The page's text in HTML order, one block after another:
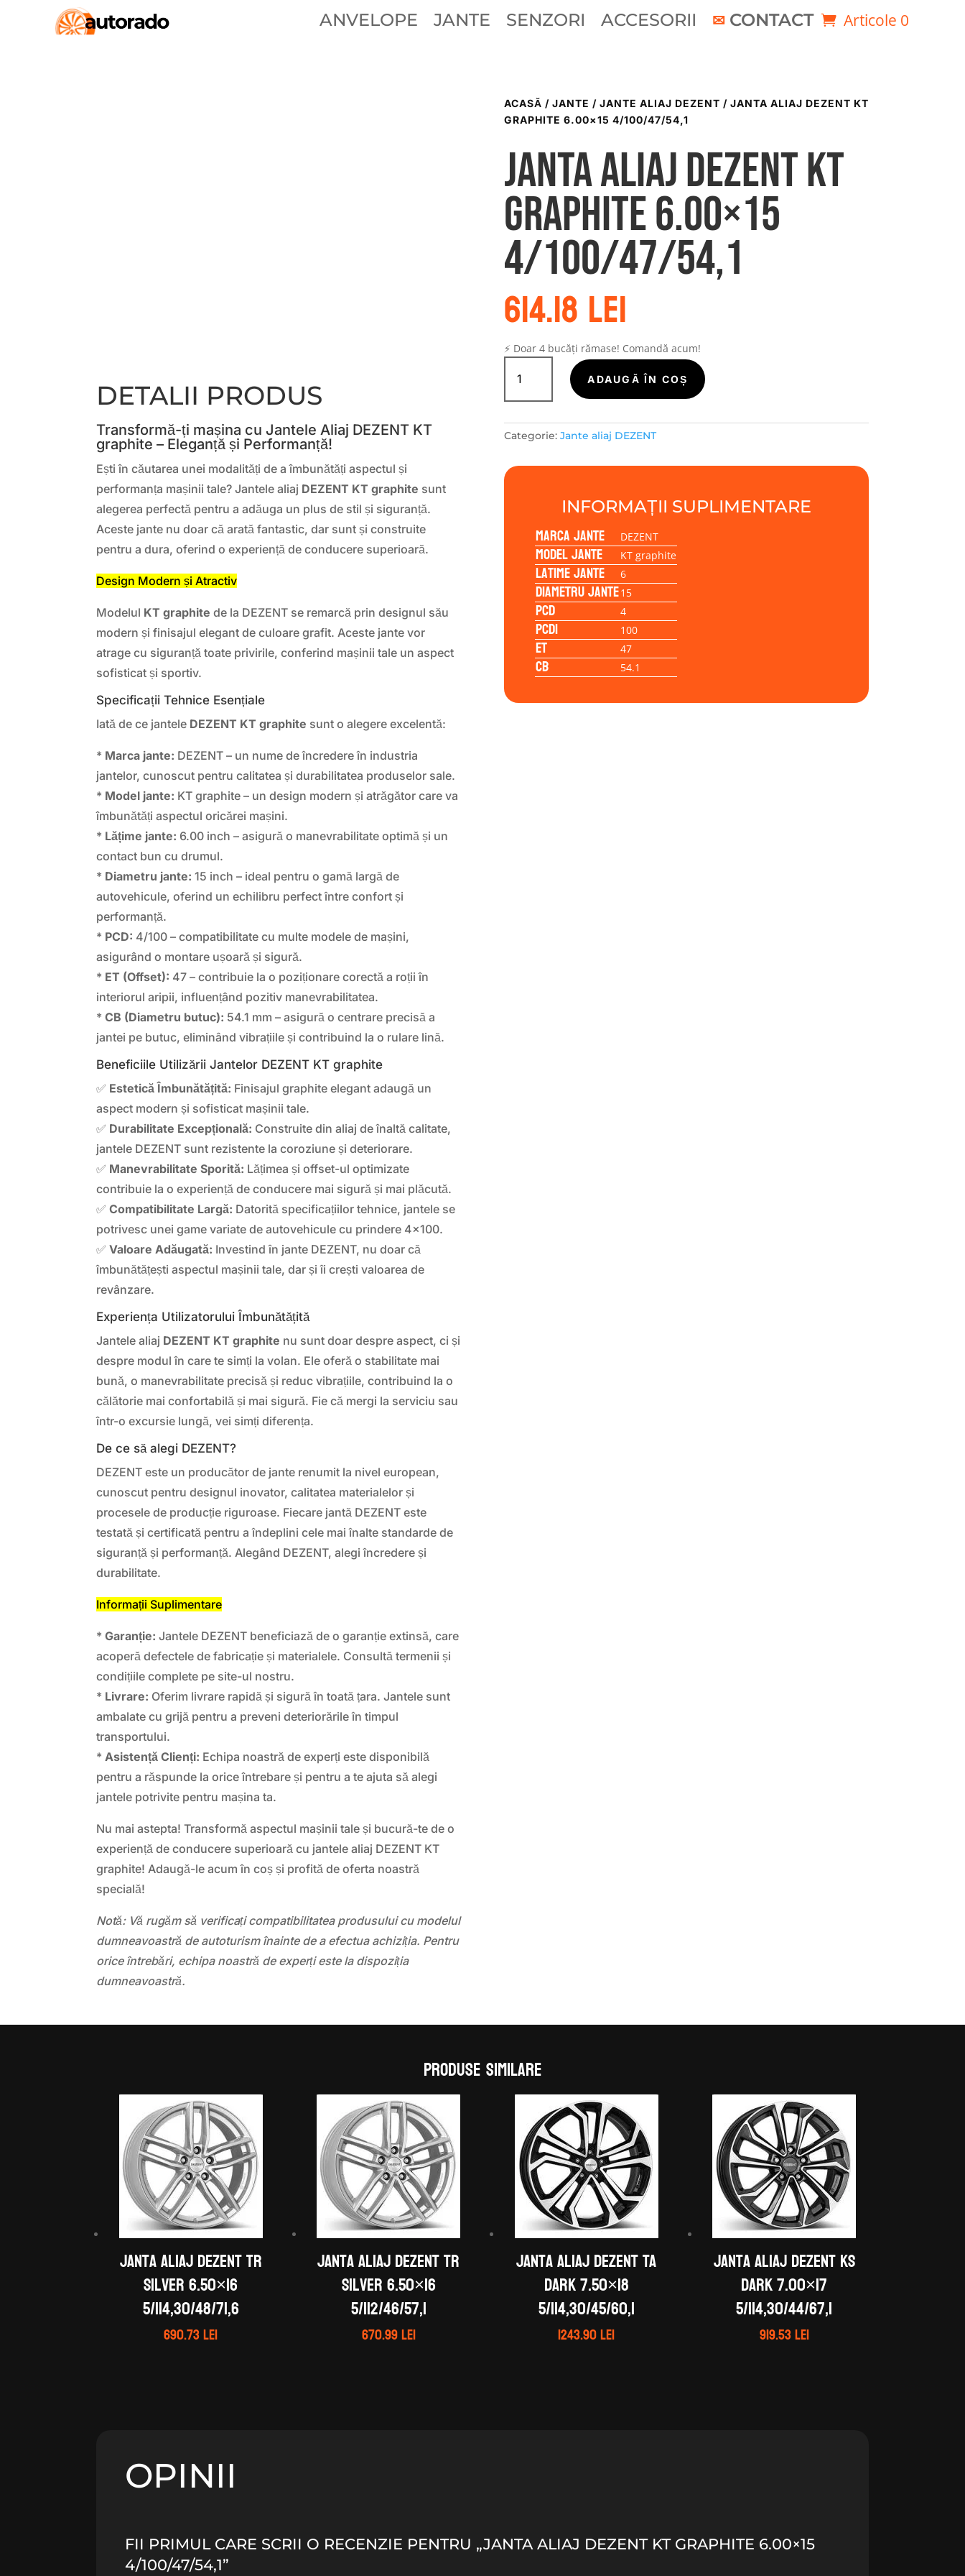
ANVELOPE JANTE SENZORI ACCESORII CONTACT Articole 0
DETALII PRODUS
Transformă-ți mașina cu Jantele Aliaj DEZENT KT
graphite – Eleganță și Performanță!
Ești în căutarea unei modalități de a îmbunătăți aspectul și
performanța mașinii tale? Jantele aliaj DEZENT KT graphite sunt
alegerea perfectă pentru a adăuga un plus de stil și siguranță.
Aceste jante nu doar că arată fantastic, dar sunt și construite
pentru a dura, oferind o experiență de conducere superioară.
Design Modern și Atractiv
Modelul KT graphite de la DEZENT se remarcă prin designul său
modern și finisajul elegant de culoare grafit. Aceste jante vor
atrage cu siguranță toate privirile, conferind mașinii tale un aspect
sofisticat și sportiv.
Specificații Tehnice Esențiale
Iată de ce jantele DEZENT KT graphite sunt o alegere excelentă:
* Marca jante: DEZENT – un nume de încredere în industria
jantelor, cunoscut pentru calitatea și durabilitatea produselor sale.
* Model jante: KT graphite – un design modern și atrăgător care va
îmbunătăți aspectul oricărei mașini.
* Lățime jante: 6.00 inch – asigură o manevrabilitate optimă și un
contact bun cu drumul.
* Diametru jante: 15 inch – ideal pentru o gamă largă de
autovehicule, oferind un echilibru perfect între confort și
performanță.
* PCD: 4/100 – compatibilitate cu multe modele de mașini,
asigurând o montare ușoară și sigură.
* ET (Offset): 47 – contribuie la o poziționare corectă a roții în
interiorul aripii, influențând pozitiv manevrabilitatea.
*CB (Diametru butuc): 54.1 mm – asigură o centrare precisă a
jantei pe butuc, eliminând vibrațiile și contribuind la o rulare lină.
Beneficiile Utilizării Jantelor DEZENT KT graphite
✅ Estetică Îmbunătățită: Finisajul graphite elegant adaugă un
aspect modern și sofisticat mașinii tale.
✅ Durabilitate Excepțională: Construite din aliaj de înaltă calitate,
jantele DEZENT sunt rezistente la coroziune și deteriorare.
✅ Manevrabilitate Sporită: Lățimea și offset-ul optimizate
contribuie la o experiență de conducere mai sigură și mai plăcută.
✅Compatibilitate Largă: Datorită specificațiilor tehnice, jantele se
potrivesc unei game variate de autovehicule cu prindere 4×100.
✅Valoare Adăugată: Investind în jante DEZENT, nu doar că
îmbunătățești aspectul mașinii tale, dar și îi crești valoarea de
revânzare.
Experiența Utilizatorului Îmbunătățită
Jantele aliaj DEZENT KT graphite nu sunt doar despre aspect, ci și
despre modul în care te simți la volan. Ele oferă o stabilitate mai
bună, o manevrabilitate precisă și reduc vibrațiile, contribuind la o
călătorie mai confortabilă și mai sigură. Fie că mergi la serviciu sau
într-o excursie lungă, vei simți diferența.
De ce să alegi DEZENT?
DEZENT este un producător de jante renumit la nivel european,
cunoscut pentru designul inovator, calitatea materialelor și
procesele de producție riguroase. Fiecare jantă DEZENT este
testată și certificată pentru a îndeplini cele mai înalte standarde de
siguranță și performanță. Alegând DEZENT, alegi încredere și
durabilitate.
Informații Suplimentare
*Garanție: Jantele DEZENT beneficiază de o garanție extinsă, care
acoperă defectele de fabricație și materialele. Consultă termenii și
condițiile complete pe site-ul nostru.
* Livrare: Oferim livrare rapidă și sigură în toată țara. Jantele sunt
ambalate cu grijă pentru a preveni deteriorările în timpul
transportului.
* Asistență Clienți: Echipa noastră de experți este disponibilă
pentru a răspunde la orice întrebare și pentru a te ajuta să alegi
jantele potrivite pentru mașina ta.
Nu mai astepta! Transformă aspectul mașinii tale și bucură-te de o
experiență de conducere superioară cu jantele aliaj DEZENT KT
graphite! Adaugă-le acum în coș și profită de oferta noastră
specială!
Notă: Vă rugăm să verificați compatibilitatea produsului cu modelul
dumneavoastră de autoturism înainte de a efectua achiziția. Pentru
orice întrebări, echipa noastră de experți este la dispoziția
dumneavoastră.
ACASĂ / JANTE / JANTE ALIAJ DEZENT / JANTA ALIAJ DEZENT KT
GRAPHITE 6.00×15 4/100/47/54,1
Janta aliaj DEZENT KT
graphite 6.00×15
4/100/47/54,1
614.18lei
⚡ Doar 4 bucăți rămase! Comandă acum!
Cantitate
Janta
aliaj
KT
graphite
6.00x15
4/100/47/54,1
ADAUGĂ ÎN COȘ
Categorie: Jante aliaj DEZENT
INFORMAȚII SUPLIMENTARE
Marca jante DEZENT
Model jante KT graphite
Latime jante 6
Diametru jante15
PCD 4
PCD1 100
ET 47
CB 54.1
Produse similare
Janta aliaj DEZENT TR
silver 6.50×16
5/114,30/48/71,6
690.73lei
Janta aliaj DEZENT TR
silver 6.50×16
5/112/46/57,1
670.99lei
Janta aliaj DEZENT TA
dark 7.50×18
5/114,30/45/60,1
1243.90lei
Janta aliaj DEZENT KS
dark 7.00×17
5/114,30/44/67,1
919.53lei
OPINII
FII PRIMUL CARE SCRII O RECENZIE PENTRU „JANTA ALIAJ DEZENT KT GRAPHITE 6.00×15
4/100/47/54,1”